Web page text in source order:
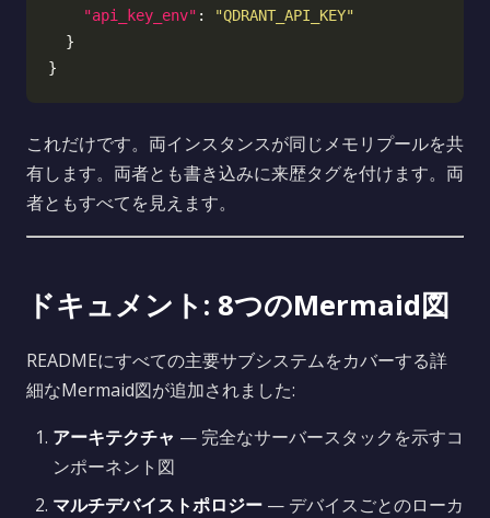
"api_key_env" :
"QDRANT_API_KEY"
これだけです。両インスタンスが同じメモリプールを共
有します。両者とも書き込みに来歴タグを付けます。両
者ともすべてを見えます。
ドキュメント: 8つのMermaid図
READMEにすべての主要サブシステムをカバーする詳
細なMermaid図が追加されました:
アーキテクチャ — 完全なサーバースタックを示すコ
ンポーネント図
マルチデバイストポロジー — デバイスごとのローカ